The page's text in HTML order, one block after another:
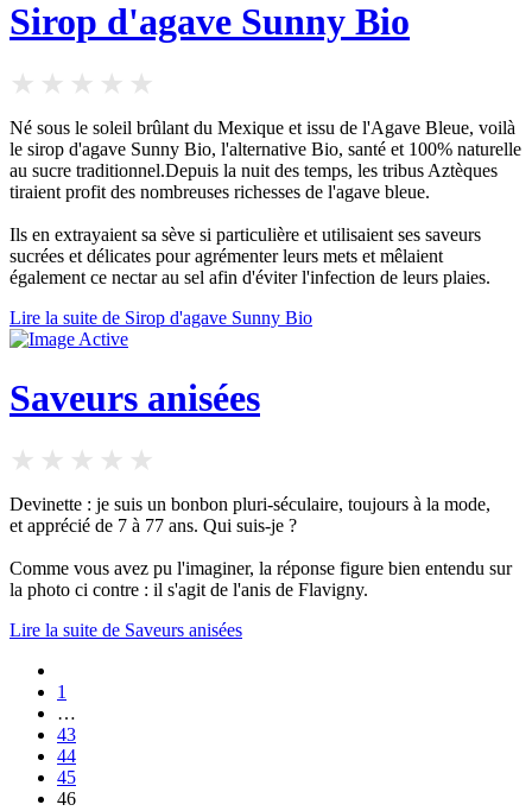
Sirop d'agave Sunny Bio
Né sous le soleil brûlant du Mexique et issu de l'Agave Bleue, voilà
le sirop d'agave Sunny Bio, l'alternative Bio, santé et 100% naturelle
au sucre traditionnel.Depuis la nuit des temps, les tribus Aztèques
tiraient profit des nombreuses richesses de l'agave bleue.
Ils en extrayaient sa sève si particulière et utilisaient ses saveurs
sucrées et délicates pour agrémenter leurs mets et mêlaient
également ce nectar au sel afin d'éviter l'infection de leurs plaies.
Lire la suite de Sirop d'agave Sunny Bio
Saveurs anisées
Devinette : je suis un bonbon pluri-séculaire, toujours à la mode,
et apprécié de 7 à 77 ans. Qui suis-je ?
Comme vous avez pu l'imaginer, la réponse figure bien entendu sur
la photo ci contre : il s'agit de l'anis de Flavigny.
Lire la suite de Saveurs anisées
1
…
43
44
45
46